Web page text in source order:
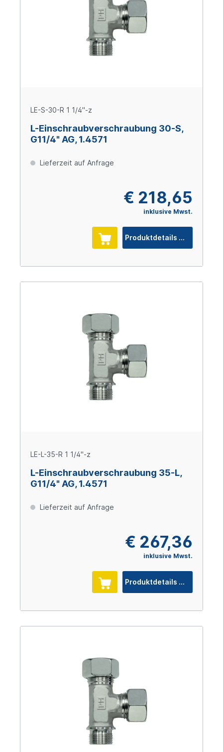
LE-S-30-R 1 1/4"-z
L-Einschraubverschraubung 30-S,
G11/4" AG, 1.4571
Lieferzeit auf Anfrage
€ 218,65
inklusive Mwst.
Produktdetails
LE-L-35-R 1 1/4"-z
L-Einschraubverschraubung 35-L,
G11/4" AG, 1.4571
Lieferzeit auf Anfrage
€ 267,36
inklusive Mwst.
Produktdetails